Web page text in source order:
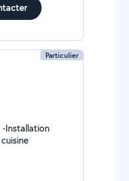
Particulier
-Installation